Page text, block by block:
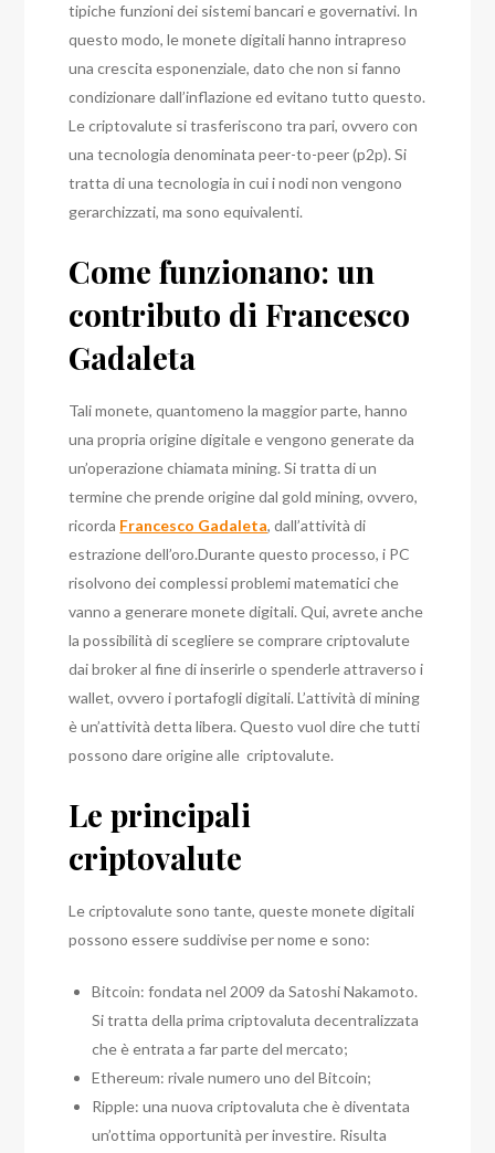
tipiche funzioni dei sistemi bancari e governativi. In
questo modo, le monete digitali hanno intrapreso
una crescita esponenziale, dato che non si fanno
condizionare dall’inflazione ed evitano tutto questo.
Le criptovalute si trasferiscono tra pari, ovvero con
una tecnologia denominata peer-to-peer (p2p).Si
tratta di una tecnologia in cui i nodi non vengono
gerarchizzati, ma sono equivalenti.
Come funzionano: un
contributo di Francesco
Gadaleta
Tali monete, quantomeno la maggior parte, hanno
una propria origine digitale e vengono generate da
un’operazione chiamata mining. Si tratta di un
termine che prende origine dal gold mining, ovvero,
ricorda Francesco Gadaleta, dall’attività di
estrazione dell’oro.Durante questo processo, i PC
risolvono dei complessi problemi matematici che
vanno a generare monete digitali. Qui, avrete anche
la possibilità di scegliere se comprare criptovalute
dai broker al fine di inserirle o spenderle attraverso i
wallet, ovvero i portafogli digitali.L’attività di mining
è un’attività detta libera. Questo vuol dire che tutti
possono dare origine alle criptovalute.
Le principali
criptovalute
Le criptovalute sono tante, queste monete digitali
possono essere suddivise per nome e sono:
Bitcoin: fondata nel 2009 da Satoshi Nakamoto.
Si tratta della prima criptovaluta decentralizzata
che è entrata a far parte del mercato;
Ethereum: rivale numero uno del Bitcoin;
Ripple: una nuova criptovaluta che è diventata
un’ottima opportunità per investire. Risulta